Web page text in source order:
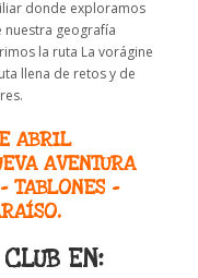
donde exploramos
nuestra geografía
la ruta La vorágine
llena de retos y de
ABRIL
AVENTURA
TABLONES –
.
EN: